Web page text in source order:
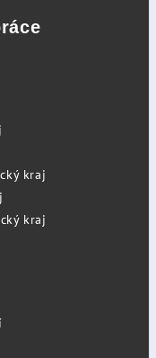
kraj
kraj